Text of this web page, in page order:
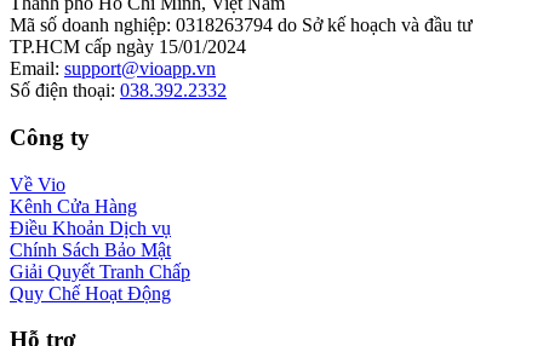
Mã số doanh nghiệp: 0318263794 do Sở kế hoạch và đầu tư
TP.HCM cấp ngày 15/01/2024
Email: support@vioapp.vn
Số điện thoại: 038.392.2332
Công ty
Về Vio
Kênh Cửa Hàng
Điều Khoản Dịch vụ
Chính Sách Bảo Mật
Giải Quyết Tranh Chấp
Quy Chế Hoạt Động
Hỗ trợ